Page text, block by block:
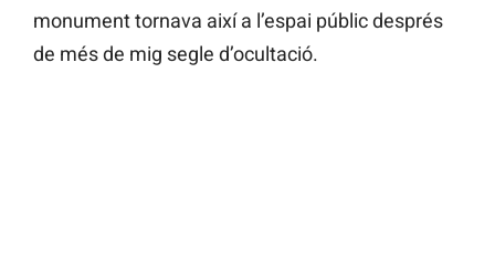
monument tornava així a l’espai públic després
de més de mig segle d’ocultació.